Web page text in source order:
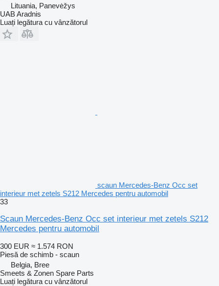
Lituania, Panevėžys
UAB Aradnis
Luați legătura cu vânzătorul
scaun Mercedes-Benz Occ set
interieur met zetels S212 Mercedes pentru automobil
33
Scaun Mercedes-Benz Occ set interieur met zetels S212
Mercedes pentru automobil
300 EUR ≈ 1.574 RON
Piesă de schimb - scaun
Belgia, Bree
Smeets & Zonen Spare Parts
Luați legătura cu vânzătorul